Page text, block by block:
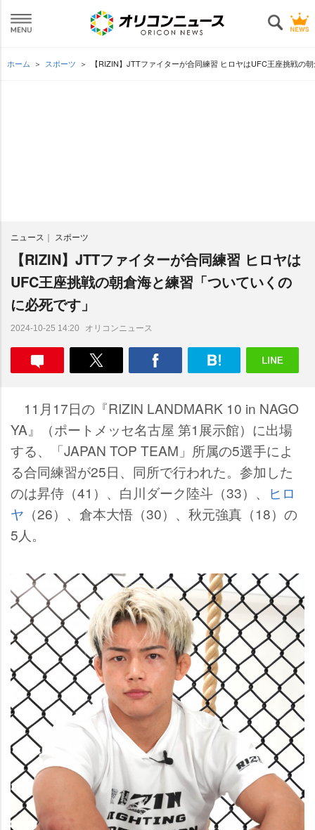
ホーム スポーツ 【RIZIN】JTTファイターが合同練習 ヒロヤはUFC王座挑戦の
ニュース スポーツ
【RIZIN】JTTファイターが合同練習 ヒロヤは
UFC王座挑戦の朝倉海と練習「ついていくの
に必死です」
2024-10-25 14:20 オリコンニュース
11月17日の『RIZIN LANDMARK 10 in NAGO
YA』（ポートメッセ名古屋 第1展示館）に出場
する、「JAPAN TOP TEAM」所属の5選手によ
る合同練習が25日、同所で行われた。参加した
のは昇侍（41）、白川ダーク陸斗（33）、
ヒロ
ヤ （26）、倉本大悟（30）、秋元強真（18）の
5人。